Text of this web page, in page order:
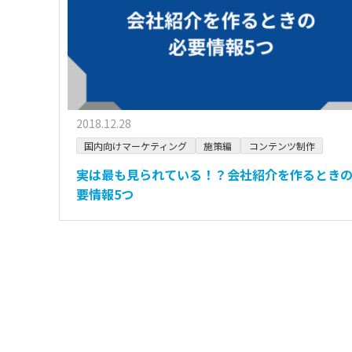
2018.12.28
国内向けマーケティング 施策編 コンテンツ制作
実は最も見られている！？会社紹介を作るとき
要情報5つ